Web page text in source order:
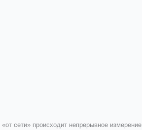
сети» происходит непрерывное